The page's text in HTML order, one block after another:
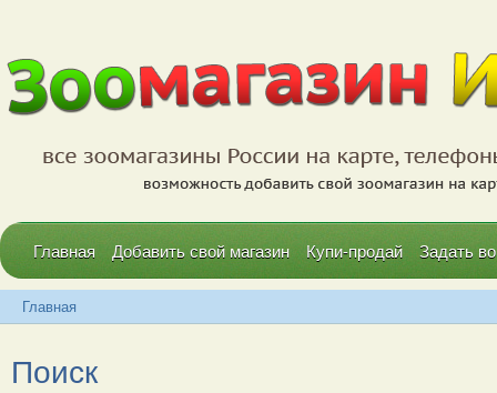
Главная Добавить свой магазин Купи-продай Задать
Главная
Поиск